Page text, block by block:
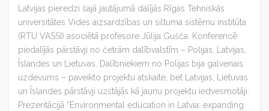
Latvijas pieredzi šajā jautājumā dalījās Rīgas Tehniskās
universitātes Vides aizsardzības un siltuma sistēmu institūta
(RTU VASSI) asociētā profesore Jūlija Gušča. Konferencē
piedalījās pārstāvji no četrām dalībvalstīm – Polijas, Latvijas,
Īslandes un Lietuvas. Dalībniekiem no Polijas bija galvenais
uzdevums – paveikto projektu atskaite, bet Latvijas, Lietuvas
un Īslandes pārstāvji uzstājās kā jaunu projektu iedvesmotāji.
Prezentācijā “Environmental education in Latvia: expanding